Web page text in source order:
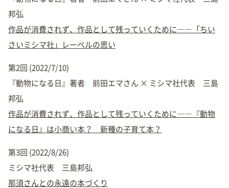
邦弘
作品が消費されず、作品として残っていくために――「ちい
さいミシマ社」レーベルの思い
第2回 (2022/7/10)
『動物になる日』著者 前田エマさん × ミシマ社代表 三島
邦弘
作品が消費されず、作品として残っていくために――『動物
になる日』は小商い本？ 新種の子育て本？
第3回 (2022/8/26)
ミシマ社代表 三島邦弘
那須さんとの永遠の本づくり